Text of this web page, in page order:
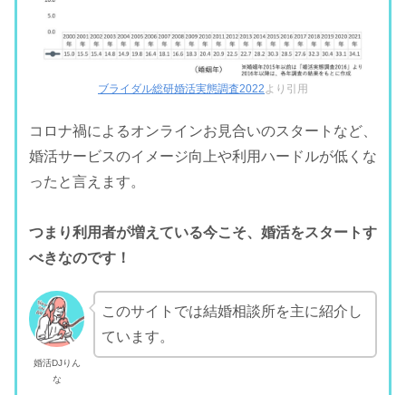
ブライダル総研婚活実態調査2022 より引用
コロナ禍によるオンラインお見合いのスタートなど、
婚活サービスのイメージ向上や利用ハードルが低くな
ったと言えます。
つまり利用者が増えている今こそ、婚活をスタートす
べきなのです！
婚活DJりん
な
このサイトでは結婚相談所を主に紹介し
ています。